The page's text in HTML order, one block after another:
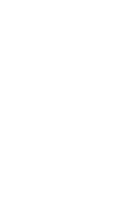
benedictus
Damasci
custodiebat
et per